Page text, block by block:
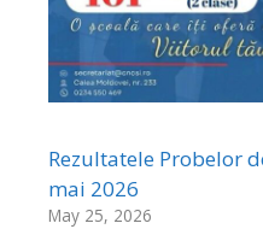
Rezultatele Probelor
mai 2026
May 25, 2026